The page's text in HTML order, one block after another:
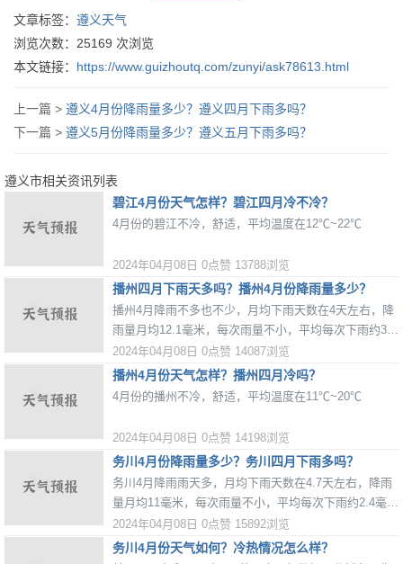
文章标签： 遵义天气
浏览次数： 25169 次浏览
本文链接： https://www.guizhoutq.com/zunyi/ask78613.html
上一篇 > 遵义4月份降雨量多少？遵义四月下雨多吗？
下一篇 > 遵义5月份降雨量多少？遵义五月下雨多吗？
遵义市相关资讯列表
碧江4月份天气怎样？碧江四月冷不冷？
4月份的碧江不冷，舒适，平均温度在12℃~22℃
2024年04月08日 0点赞 13788浏览
播州四月下雨天多吗？播州4月份降雨量多少？
播州4月降雨不多也不少，月均下雨天数在4天左右，降
雨量月均12.1毫米，每次雨量不小，平均每次下雨约3毫
米。
2024年04月08日 0点赞 14087浏览
播州4月份天气怎样？播州四月冷吗？
4月份的播州不冷，舒适，平均温度在11℃~20℃
2024年04月08日 0点赞 14198浏览
务川4月份降雨量多少？务川四月下雨多吗？
务川4月降雨雨天多，月均下雨天数在4.7天左右，降雨
量月均11毫米，每次雨量不小，平均每次下雨约2.4毫
米。
2024年04月08日 0点赞 15892浏览
务川4月份天气如何？冷热情况怎么样？